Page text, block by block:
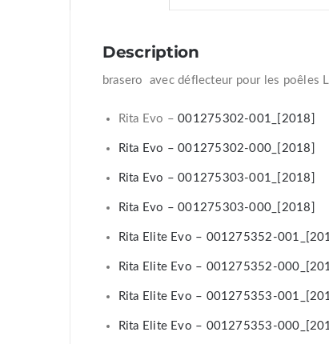
Description
brasero avec déflecteur pour les poêles
Rita Evo – 001275302-001_[2018]
Rita Evo – 001275302-000_[2018]
Rita Evo – 001275303-001_[2018]
Rita Evo – 001275303-000_[2018]
Rita Elite Evo – 001275352-
Rita Elite Evo – 001275352-
Rita Elite Evo – 001275353-
Rita Elite Evo – 001275353-